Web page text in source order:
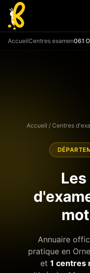
Aller au contenu principal
AccueilCentres examen061
Accueil / Centres
Les
Annuaire
pratique en Orne
et 1 centres